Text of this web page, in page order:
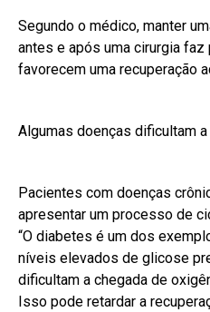
Segundo o médico, manter
antes e após uma cirurgia
favorecem uma recuperação
Algumas doenças dificultam
Pacientes com doenças
apresentar um processo de
“O diabetes é um dos
níveis elevados de glicose
dificultam a chegada de
Isso pode retardar a